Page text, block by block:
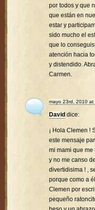
por todos y que
que están en
estar y
sido mucho el
que lo
atención hacia
y distendido.
Carmen.
mayo 23rd, 2010 at
David dice:
¡ Hola Clemen !
este mensaje
mi mami que
y no me canso
divertidisima ! ,
porque como a
Clemen por
pequeño